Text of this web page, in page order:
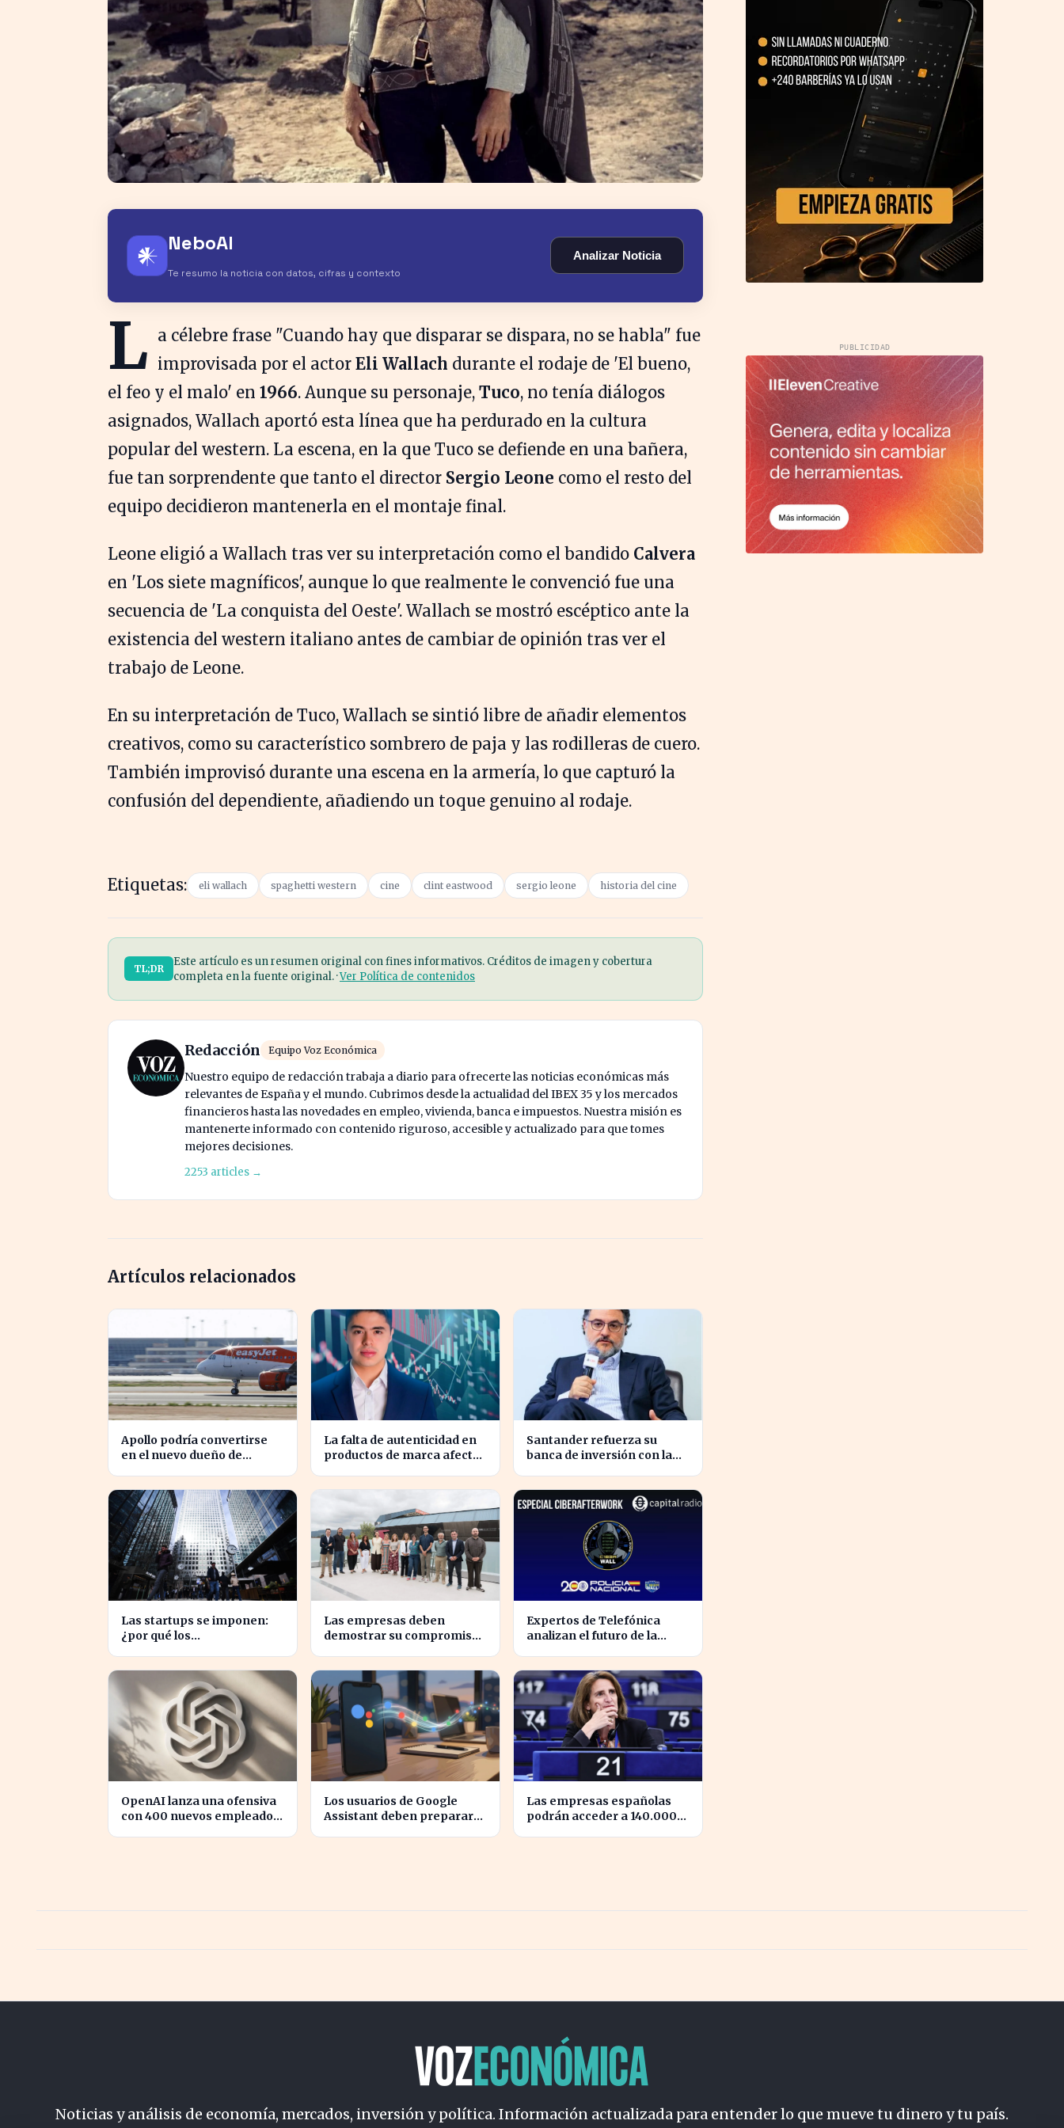
𒀭 NeboAI
Te resumo la noticia con datos, cifras y contexto
Analizar Noticia
L a célebre frase "Cuando hay que disparar se dispara, no se habla" fue
improvisada por el actor Eli Wallach durante el rodaje de 'El bueno,
el feo y el malo' en 1966. Aunque su personaje, Tuco, no tenía diálogos
asignados, Wallach aportó esta línea que ha perdurado en la cultura
popular del western. La escena, en la que Tuco se defiende en una bañera,
fue tan sorprendente que tanto el director Sergio Leone como el resto del
equipo decidieron mantenerla en el montaje final.
Leone eligió a Wallach tras ver su interpretación como el bandido Calvera
en 'Los siete magníficos', aunque lo que realmente le convenció fue una
secuencia de 'La conquista del Oeste'. Wallach se mostró escéptico ante la
existencia del western italiano antes de cambiar de opinión tras ver el
trabajo de Leone.
En su interpretación de Tuco, Wallach se sintió libre de añadir elementos
creativos, como su característico sombrero de paja y las rodilleras de cuero.
También improvisó durante una escena en la armería, lo que capturó la
confusión del dependiente, añadiendo un toque genuino al rodaje.
Etiquetas: eli wallach spaghetti western cine clint eastwood sergio leone historia del cine
TL;DR
Este artículo es un resumen original con fines informativos. Créditos de imagen y cobertura
completa en la fuente original. ·Ver Política de contenidos
Redacción Equipo Voz Económica
Nuestro equipo de redacción trabaja a diario para ofrecerte las noticias económicas más
relevantes de España y el mundo. Cubrimos desde la actualidad del IBEX 35 y los mercados
financieros hasta las novedades en empleo, vivienda, banca e impuestos. Nuestra misión es
mantenerte informado con contenido riguroso, accesible y actualizado para que tomes
mejores decisiones.
2253 articles →
Artículos relacionados
Apollo podría convertirse
en el nuevo dueño de
La falta de autenticidad en
productos de marca afecta
Santander refuerza su
banca de inversión con la
Las startups se imponen:
¿por qué los
rezagados?
Las empresas deben
demostrar su compromiso
Expertos de Telefónica
analizan el futuro de la
OpenAI lanza una ofensiva
con 400 nuevos empleados
Los usuarios de Google
Assistant deben prepararse
Las empresas españolas
podrán acceder a 140.000
PUBLICIDAD
Noticias y análisis de economía, mercados, inversión y política. Información actualizada para entender lo que mueve tu dinero y tu país.